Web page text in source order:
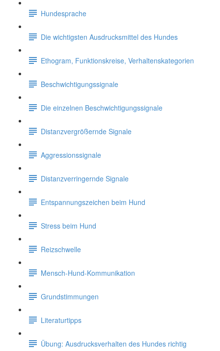
Hundesprache
Die wichtigsten Ausdrucksmittel des Hundes
Ethogram, Funktionskreise, Verhaltenskategorien
Beschwichtigungssignale
Die einzelnen Beschwichtigungssignale
Distanzvergrößernde Signale
Aggressionssignale
Distanzverringernde Signale
Entspannungszeichen beim Hund
Stress beim Hund
Reizschwelle
Mensch-Hund-Kommunikation
Grundstimmungen
Literaturtipps
Übung: Ausdrucksverhalten des Hundes richtig